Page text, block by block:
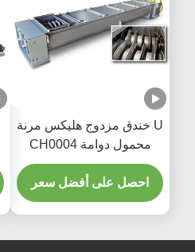
U خندق مزدوج هليكس مرنة
محمول دوامة CH0004
للتبريد أو التدفئة الاختيارية
احصل على أفضل سعر